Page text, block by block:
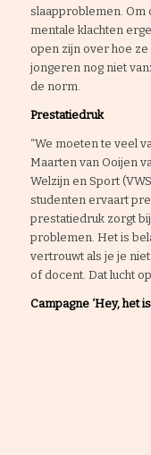
slaapproblemen. Om
mentale klachten
open zijn over hoe
jongeren nog niet
de norm.
Prestatiedruk
“We moeten te veel
Maarten van Ooijen
Welzijn en Sport
studenten ervaart
prestatiedruk zorgt
problemen. Het is
vertrouwt als je je
of docent. Dat lucht
Campagne ‘Hey, het